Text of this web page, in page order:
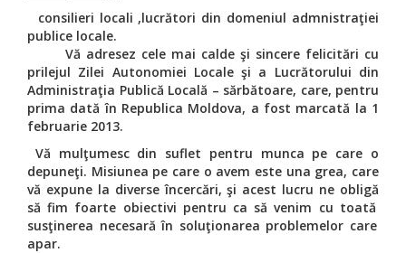
consilieri locali ,lucrători din domeniul admnistraţiei
publice locale.
Vă adresez cele mai calde şi sincere felicitări cu
prilejul Zilei Autonomiei Localeşi a Lucrătorului din
Administraţia Publică Locală – sărbătoare, care, pentru
prima dată în Republica Moldova, a fost marcată la 1
februarie 2013.
Vă mulţumesc din suflet pentru munca pe care o
depuneţi. Misiunea pe care o avem este una grea, care
vă expune la diverseîncercări,şi acest lucru ne obligă
să fim foarte obiectivi pentru ca să venim cu toată
susţinerea necesară în soluţionarea problemelor care
apar.